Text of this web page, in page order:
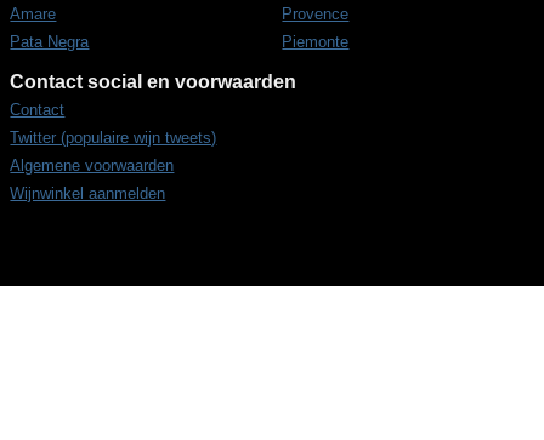
Amare
Pata Negra
Provence
Piemonte
Contact social en voorwaarden
Contact
Twitter (populaire wijn tweets)
Algemene voorwaarden
Wijnwinkel aanmelden